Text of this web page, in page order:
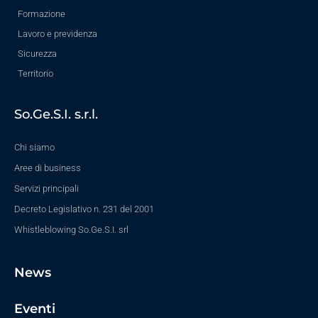
Formazione
Lavoro e previdenza
Sicurezza
Territorio
So.Ge.S.I. s.r.l.
Chi siamo
Aree di business
Servizi principali
Decreto Legislativo n. 231 del 2001
Whistleblowing So.Ge.S.I. srl
News
Eventi